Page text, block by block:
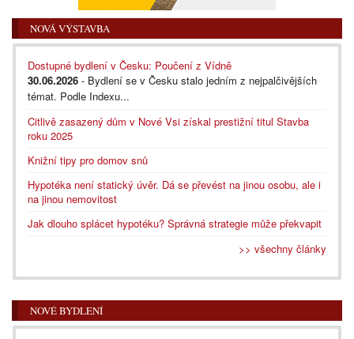
NOVÁ VÝSTAVBA
Dostupné bydlení v Česku: Poučení z Vídně
30.06.2026 - Bydlení se v Česku stalo jedním z nejpalčivějších
témat. Podle Indexu...
Citlivě zasazený dům v Nové Vsi získal prestižní titul Stavba
roku 2025
Knižní tipy pro domov snů
Hypotéka není statický úvěr. Dá se převést na jinou osobu, ale i
na jinou nemovitost
Jak dlouho splácet hypotéku? Správná strategie může překvapit
>> všechny články
NOVÉ BYDLENÍ